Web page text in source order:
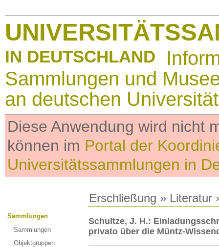
IN DEUTSCHLAND
Sammlungen und
an deutschen
Diese Anwendung wird nicht
können im Portal der
Universitätssammlungen in
Erschließung » Literatur
Sammlungen
Sammlungen
Objektgruppen
Schultze, J. H.:
privato über die Müntz-